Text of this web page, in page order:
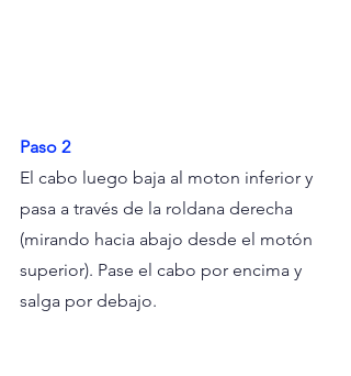
Paso 2
El cabo luego baja al moton inferior y
pasa a través de la roldana derecha
(mirando hacia abajo desde el motón
superior). Pase el cabo por encima y
salga por debajo.